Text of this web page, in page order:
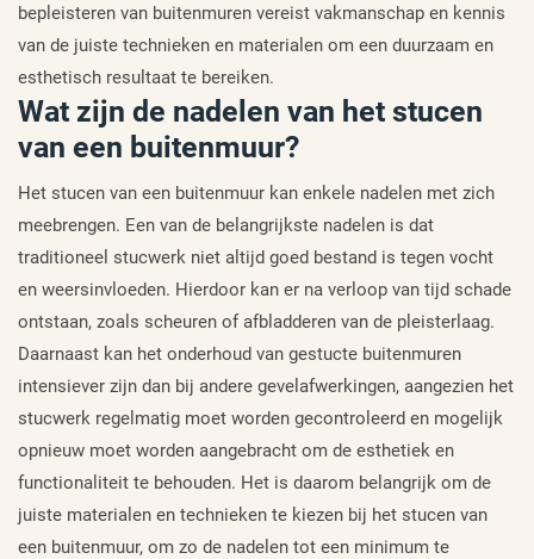
bepleisteren van buitenmuren vereist vakmanschap en kennis
van de juiste technieken en materialen om een duurzaam en
esthetisch resultaat te bereiken.
Wat zijn de nadelen van het stucen
van een buitenmuur?
Het stucen van een buitenmuur kan enkele nadelen met zich
meebrengen. Een van de belangrijkste nadelen is dat
traditioneel stucwerk niet altijd goed bestand is tegen vocht
en weersinvloeden. Hierdoor kan er na verloop van tijd schade
ontstaan, zoals scheuren of afbladderen van de pleisterlaag.
Daarnaast kan het onderhoud van gestucte buitenmuren
intensiever zijn dan bij andere gevelafwerkingen, aangezien het
stucwerk regelmatig moet worden gecontroleerd en mogelijk
opnieuw moet worden aangebracht om de esthetiek en
functionaliteit te behouden. Het is daarom belangrijk om de
juiste materialen en technieken te kiezen bij het stucen van
een buitenmuur, om zo de nadelen tot een minimum te